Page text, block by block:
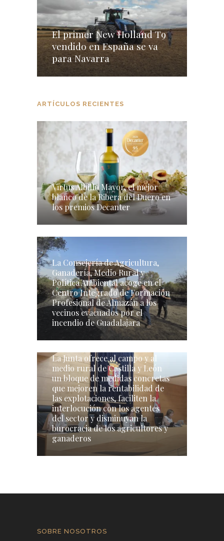
El primer New Holland T9
vendido en España se va
para Navarra
ARTÍCULOS RECIENTES
Virtus Albillo Mayor, el mejor
blanco de la Ribera del Duero en
los premios Decanter
La Consejería de Agricultura,
Ganadería, Medio Rural y
Política Ambiental acoge en el
Centro Integrado de Formación
Profesional de Almazán a los
vecinos evacuados por el
incendio de Guadalajara
La Junta ofrece al campo y al
medio rural de Castilla y León
un bloque de medidas concretas
que mejoren la rentabilidad de
las explotaciones, faciliten la
interlocución con los agentes
del sector y disminuyan la
burocracia de los agricultores y
ganaderos
SOBRE NOSOTROS